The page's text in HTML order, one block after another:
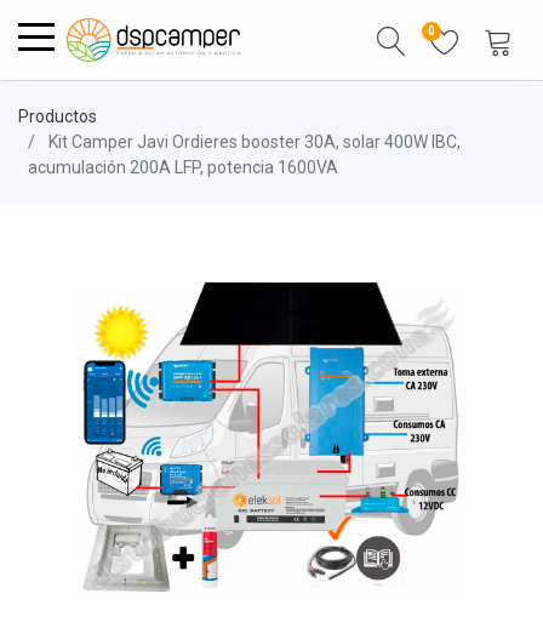
0
Productos
Kit Camper Javi Ordieres booster 30A, solar 400W IBC,
acumulación 200A LFP, potencia 1600VA